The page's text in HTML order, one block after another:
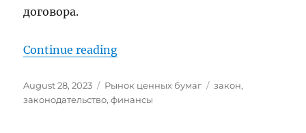
договора.
Continue reading“Закон Республики
Posted
on
August 28, 2023 Categories
Рынок ценных бумаг Tags
закон,
законодательство,финансы